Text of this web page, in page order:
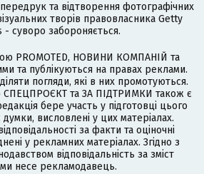
та відтворення фотографічних
творів правовласника Getty
- суворо забороняється.
PROMOTED, НОВИНИ КОМПАНІЙ та
та публікуються на правах реклами.
погляди, які в них промотуються.
СПЕЦПРОЄКТ та ЗА ПІДТРИМКИ також є
бере участь у підготовці цього
думки, висловлені у цих матеріалах.
за факти та оціночні
у рекламних матеріалах. Згідно з
відповідальність за зміст
несе рекламодавець.